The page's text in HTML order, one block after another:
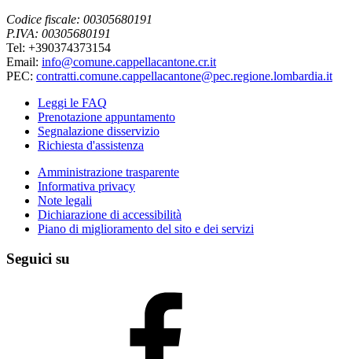
Codice fiscale: 00305680191
P.IVA: 00305680191
Tel: +390374373154
Email: info@comune.cappellacantone.cr.it
PEC: contratti.comune.cappellacantone@pec.regione.lombardia.it
Leggi le FAQ
Prenotazione appuntamento
Segnalazione disservizio
Richiesta d'assistenza
Amministrazione trasparente
Informativa privacy
Note legali
Dichiarazione di accessibilità
Piano di miglioramento del sito e dei servizi
Seguici su